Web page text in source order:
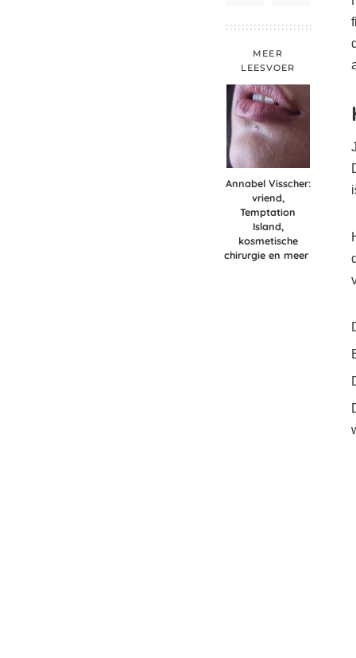
MEER
LEESVOER
Annabel Visscher:
vriend,
Temptation
Island,
kosmetische
chirurgie en meer